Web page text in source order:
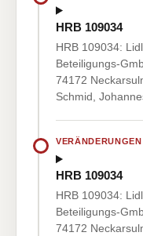
HRB 109034
HRB 109034:
Beteiligungs-
74172
Schmid,
VERÄNDERUNGEN
HRB 109034
HRB 109034:
Beteiligungs-
74172